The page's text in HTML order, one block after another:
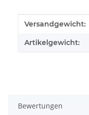
Produkteigenschaft
Wert
Versandgewicht:
Artikelgewicht:
Bewertungen